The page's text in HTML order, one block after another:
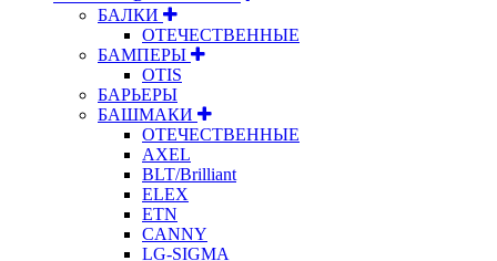
БАЛКИ
ОТЕЧЕСТВЕННЫЕ
БАМПЕРЫ
OTIS
БАРЬЕРЫ
БАШМАКИ
ОТЕЧЕСТВЕННЫЕ
AXEL
BLT/Brilliant
ELEX
ETN
CANNY
LG-SIGMA